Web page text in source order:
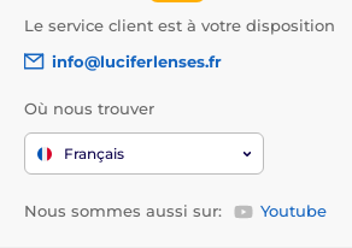
Le service client est à votre disposition
info@luciferlenses.fr
Où nous trouver
Français
Nous sommes aussi sur: Youtube